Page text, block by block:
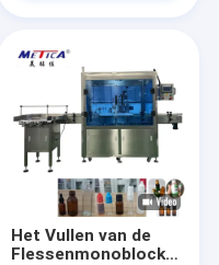
Het Vullen van de
Flessenmonoblock